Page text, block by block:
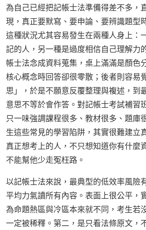
為自己已經把記帳士法準備得差不多，
現，真正要默寫、要申論、要辨識題型
這種狀況尤其容易發生在兩種人身上：
記的人，另一種是過度相信自己理解力
帳士法念成資料蒐集，桌上滿滿是顏色
核心概念時回答卻很零散；後者則容易
思」，於是不願意反覆整理與複述，到
意思不等於會作答。對記帳士考試補習
只一味強調課程很多、教材很多、題庫
生這些常見的學習陷阱，其實很難建立
真正想考上的人，不只想知道你有什麼
不能幫他少走冤枉路。
以記帳士法來說，最典型的低效率風險
平均力氣讀所有內容。表面上很公平，
為命題熱區與冷區本來就不同，考生若
一定被稀釋。第二，是只看法條原文，